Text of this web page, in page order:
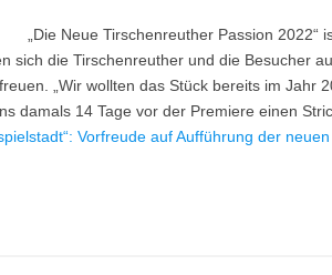
„Die Neue Tirschenreuther Passion 2022“
sich die Tirschenreuther und die Besucher
„Wir wollten das Stück bereits im Jahr
damals 14 Tage vor der Premiere einen
Vorfreude auf Aufführung der